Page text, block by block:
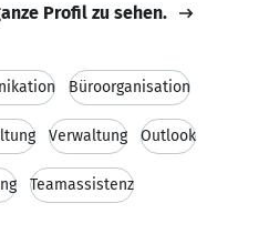
Profil zu sehen.
Büroorganisation
Verwaltung Outlook
Teamassistenz